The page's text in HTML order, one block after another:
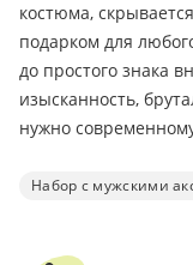
костюма,
подарком для
до простого знака
изысканность,
нужно
Набор с мужскими